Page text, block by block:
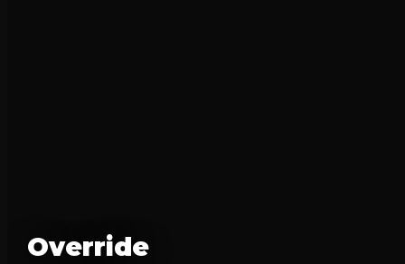
Override